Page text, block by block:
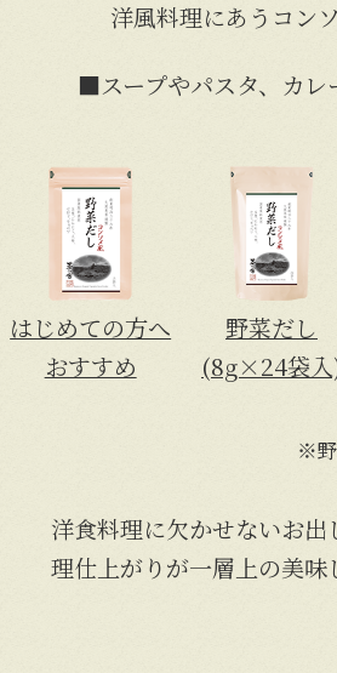
洋風料理にあうコン
■スープやパスタ、カレ
はじめての方へ
おすすめ
野菜だし
(8g×24袋
※野
洋食料理に欠かせないお出
理仕上がりが一層上の美味